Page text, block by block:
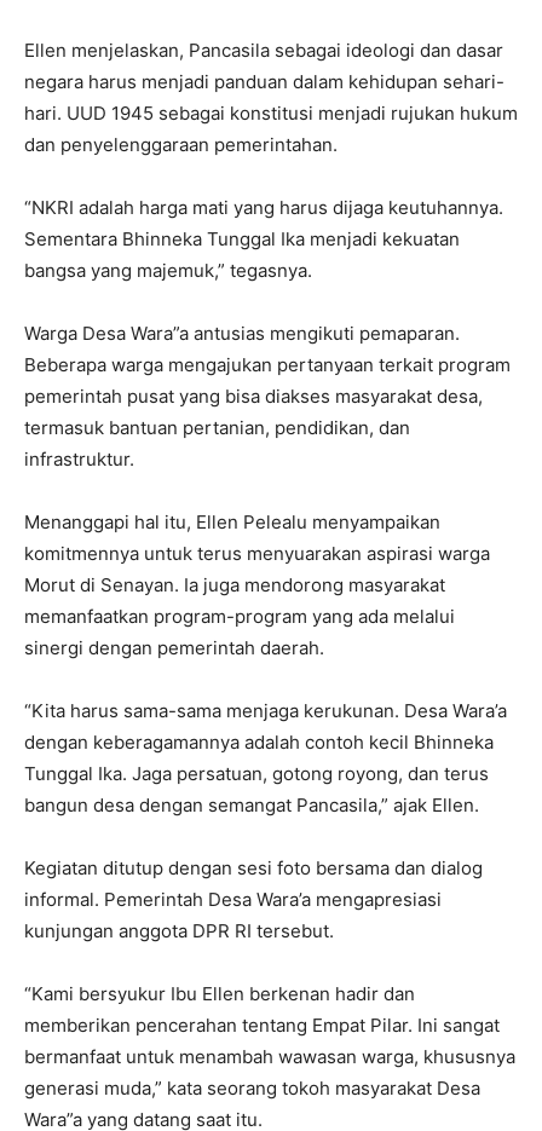
Ellen menjelaskan, Pancasila sebagai ideologi dan dasar
negara harus menjadi panduan dalam kehidupan sehari-
hari. UUD 1945 sebagai konstitusi menjadi rujukan hukum
dan penyelenggaraan pemerintahan.
“NKRI adalah harga mati yang harus dijaga keutuhannya.
Sementara Bhinneka Tunggal Ika menjadi kekuatan
bangsa yang majemuk,” tegasnya.
Warga Desa Wara”a antusias mengikuti pemaparan.
Beberapa warga mengajukan pertanyaan terkait program
pemerintah pusat yang bisa diakses masyarakat desa,
termasuk bantuan pertanian, pendidikan, dan
infrastruktur.
Menanggapi hal itu, Ellen Pelealu menyampaikan
komitmennya untuk terus menyuarakan aspirasi warga
Morut di Senayan. Ia juga mendorong masyarakat
memanfaatkan program-program yang ada melalui
sinergi dengan pemerintah daerah.
“Kita harus sama-sama menjaga kerukunan. Desa Wara’a
dengan keberagamannya adalah contoh kecil Bhinneka
Tunggal Ika. Jaga persatuan, gotong royong, dan terus
bangun desa dengan semangat Pancasila,” ajak Ellen.
Kegiatan ditutup dengan sesi foto bersama dan dialog
informal. Pemerintah Desa Wara’a mengapresiasi
kunjungan anggota DPR RI tersebut.
“Kami bersyukur Ibu Ellen berkenan hadir dan
memberikan pencerahan tentang Empat Pilar. Ini sangat
bermanfaat untuk menambah wawasan warga, khususnya
generasi muda,” kata seorang tokoh masyarakat Desa
Wara”a yang datang saat itu.